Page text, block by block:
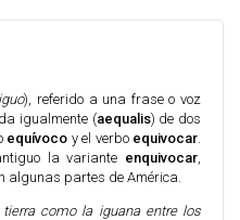
), referido a una frase o voz
igualmente (aequalis) de dos
equívoco y el verbo equivocar.
la variante enquivocar,
algunas partes de América.
como la iguana entre los